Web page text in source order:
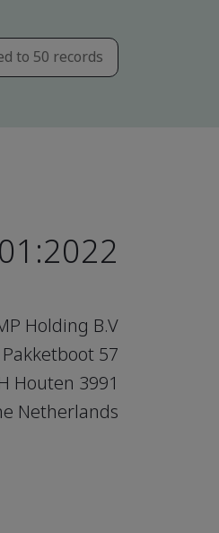
Holding B.V.
Pakketboot 57
3991 CH Houten
Netherlands